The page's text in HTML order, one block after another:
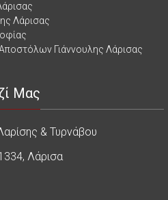
Λάρισας
Γιάννουλης Λάρισας
Μας
& Τυρνάβου
Λάρισα